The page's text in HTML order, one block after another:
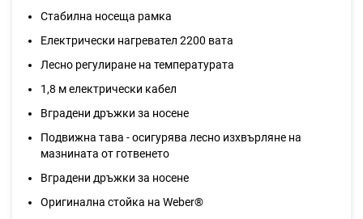
Стабилна носеща рамка
Електрически нагревател 2200 вата
Лесно регулиране на температурата
1,8 м електрически кабел
Вградени дръжки за носене
Подвижна тава - осигурява лесно изхвърляне на
мазнината от готвенето
Вградени дръжки за носене
Оригинална стойка на Weber®